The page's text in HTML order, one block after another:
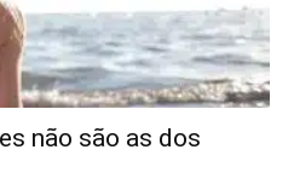
não são as dos